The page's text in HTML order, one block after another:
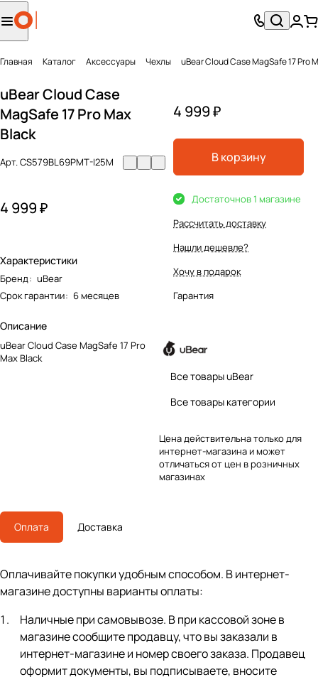
Главная Каталог Аксесcуары Чехлы uBear Cloud Case MagSafe 17 Pro
uBear Cloud Case
MagSafe 17 Pro Max
Black
Арт.CS579BL69PMT-I25M
4 999 ₽
Характеристики
Бренд: uBear
Срок гарантии: 6 месяцев
Описание
uBear Cloud Case MagSafe 17 Pro
Max Black
4 999 ₽
В корзину
Достаточнов 1 магазине
Рассчитать доставку
Нашли дешевле?
Хочу в подарок
Гарантия
Все товары uBear
Все товары категории
Цена действительна только для
интернет-магазина и может
отличаться от цен в розничных
магазинах
Оплата Доставка
Оплачивайте покупки удобным способом. В интернет-
магазине доступны варианты оплаты:
Наличные при самовывозе. В при кассовой зоне в
магазине сообщите продавцу, что вы заказали в
интернет-магазине и номер своего заказа. Продавец
оформит документы, вы подписываете, вносите